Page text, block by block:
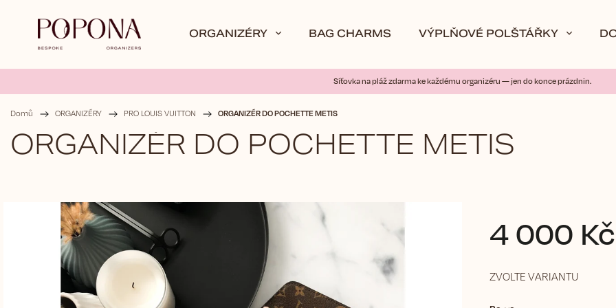
ORGANIZÉRY BAG CHARMS VÝPLŇOVÉ POLŠTÁŘKY
Síťovka na pláž zdarma ke každému organizéru — jen do konce prázdnin.
Domů / ORGANIZÉRY / PRO LOUIS VUITTON / ORGANIZÉR DO POCHETTE METIS
ORGANIZÉR DO POCHETTE METIS
4 000 Kč
ZVOLTE VARIANTU